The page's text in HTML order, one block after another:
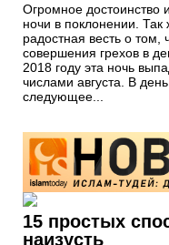
Огромное
ночи в поклонении.
радостная весть о том,
совершения грехов в
2018 году эта ночь
числами августа. В
следующее...
15 простых
наизусть